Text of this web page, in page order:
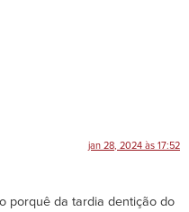
jan 28, 2024 às 17:52
porquê da tardia dentição do